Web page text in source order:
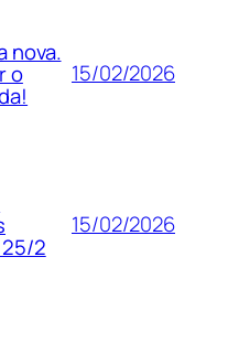
nova.
o 15/02/2026
2
15/02/2026